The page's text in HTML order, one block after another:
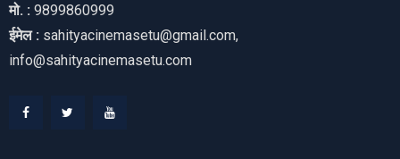
मो. : 9899860999
ईमेल : sahityacinemasetu@gmail.com,
info@sahityacinemasetu.com